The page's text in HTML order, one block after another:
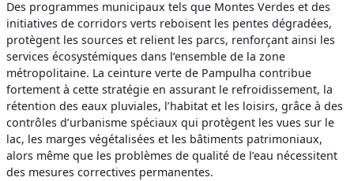
Des programmes municipaux tels que Montes Verdes et des
initiatives de corridors verts reboisent les pentes dégradées,
protègent les sources et relient les parcs, renforçant ainsi les
services écosystémiques dans l’ensemble de la zone
métropolitaine. La ceinture verte de Pampulha contribue
fortement à cette stratégie en assurant le refroidissement, la
rétention des eaux pluviales, l’habitat et les loisirs, grâce à des
contrôles d’urbanisme spéciaux qui protègent les vues sur le
lac, les marges végétalisées et les bâtiments patrimoniaux,
alors même que les problèmes de qualité de l’eau nécessitent
des mesures correctives permanentes.